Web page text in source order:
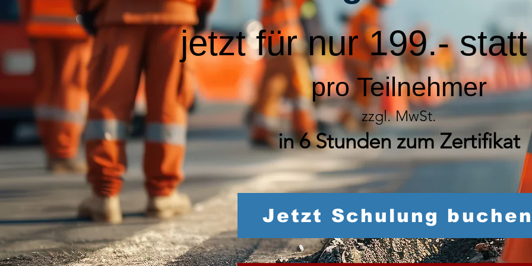
jetzt für nur 199.-
pro Teilnehmer
zzgl. MwSt.
in 6 Stunden zum Zertifikat
Jetzt Schulung